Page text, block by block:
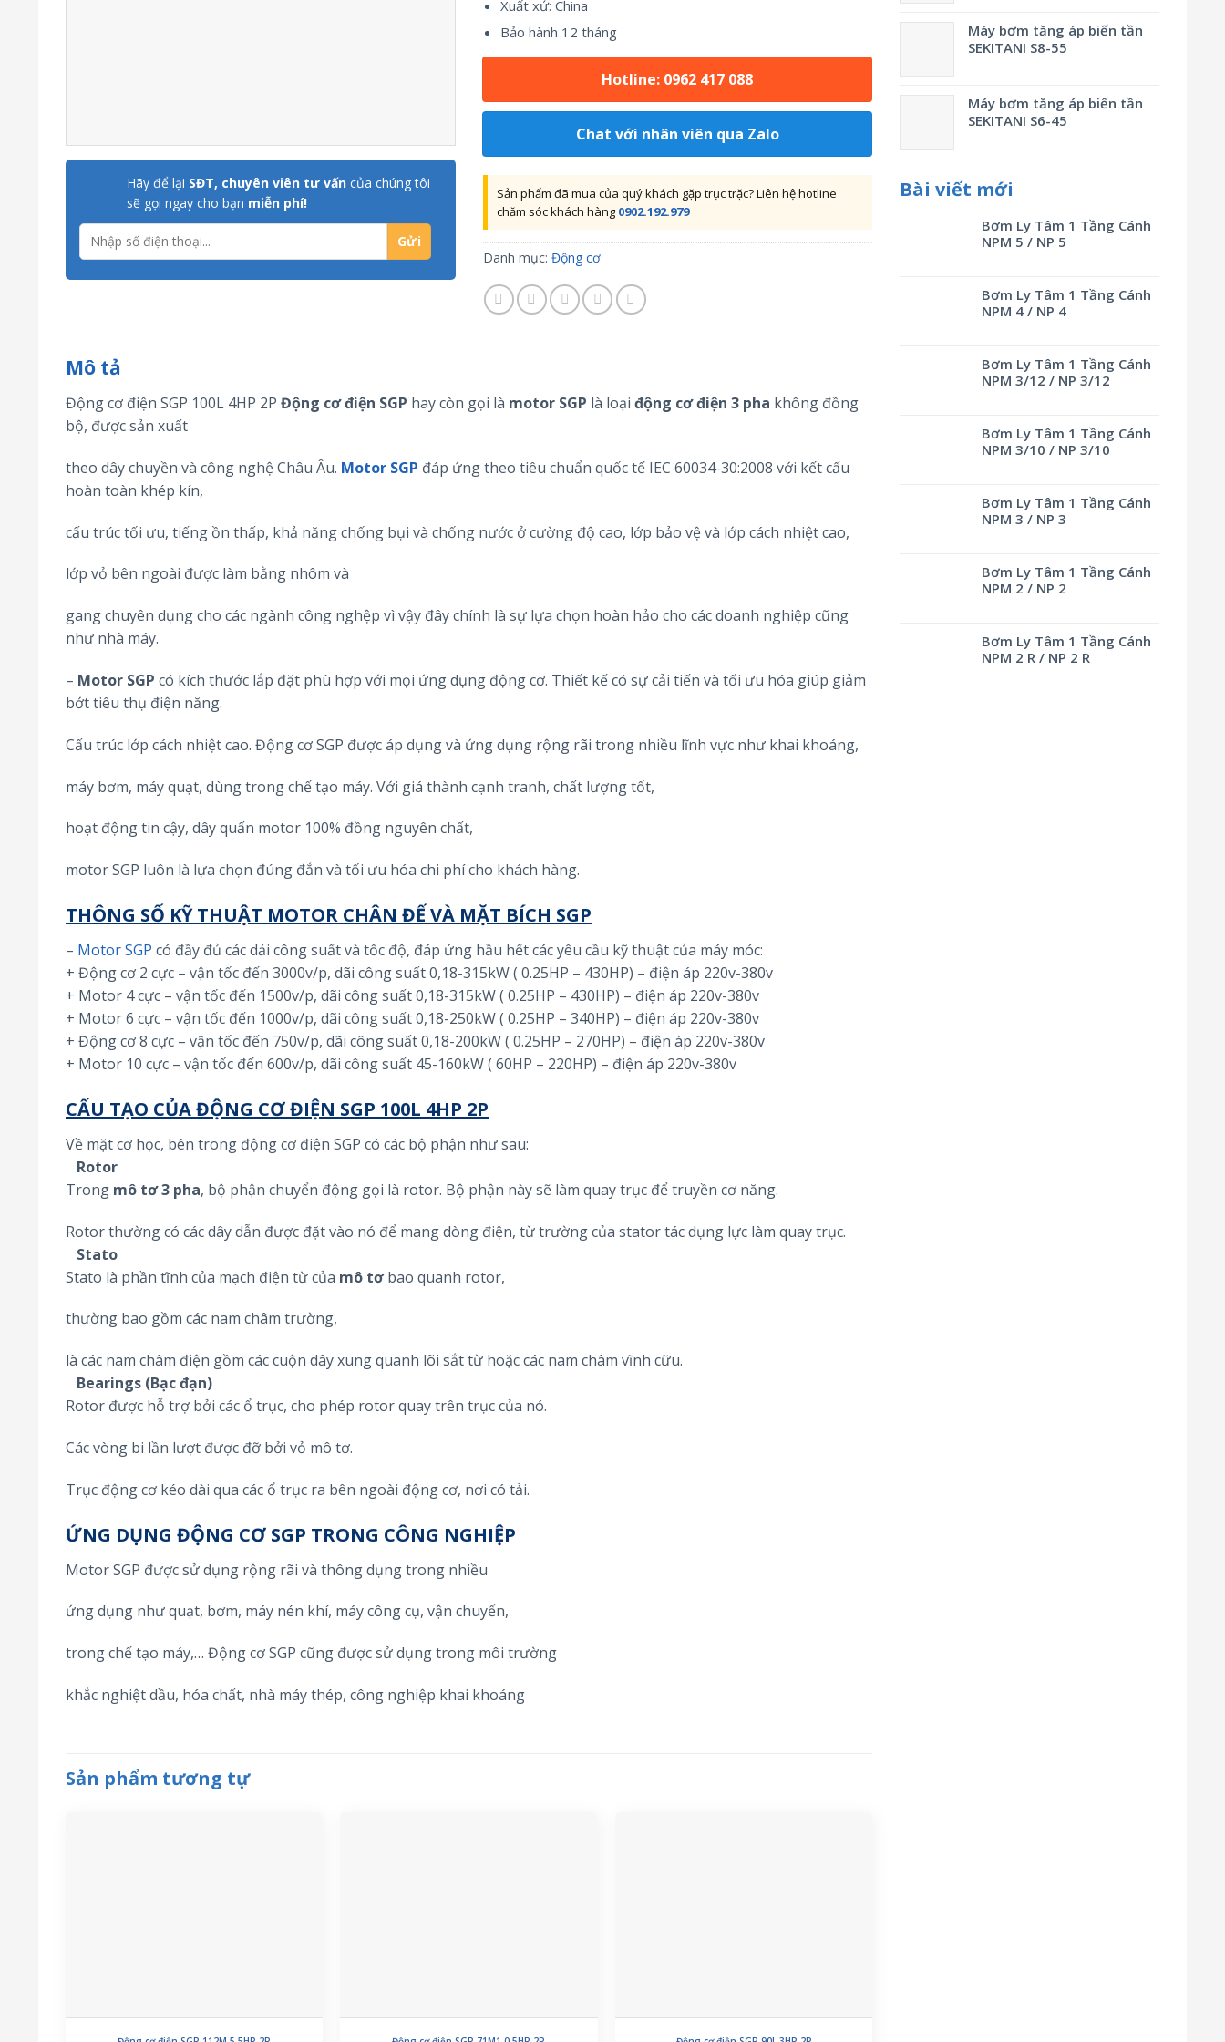
Máy bơm tăng áp biến tần
SEKITANI S8-55
Máy bơm tăng áp biến tần
SEKITANI S6-45
Bài viết mới
Bơm Ly Tâm 1 Tầng Cánh
NPM 5 / NP 5
Bơm Ly Tâm 1 Tầng Cánh
NPM 4 / NP 4
Bơm Ly Tâm 1 Tầng Cánh
NPM 3/12 / NP 3/12
Bơm Ly Tâm 1 Tầng Cánh
NPM 3/10 / NP 3/10
Bơm Ly Tâm 1 Tầng Cánh
NPM 3 / NP 3
Bơm Ly Tâm 1 Tầng Cánh
NPM 2 / NP 2
Bơm Ly Tâm 1 Tầng Cánh
NPM 2 R / NP 2 R
Hãy để lại SĐT, chuyên viên tư vấn của chúng tôi
sẽ gọi ngay cho bạn miễn phí!
Xuất xứ: China
Bảo hành 12 tháng
Hotline: 0962 417 088
Chat với nhân viên qua Zalo
Sản phẩm đã mua của quý khách gặp trục trặc? Liên hệ hotline
chăm sóc khách hàng 0902.192.979
Danh mục: Động cơ
Mô tả
Động cơ điện SGP 100L 4HP 2P Động cơ điện SGP hay còn gọi là motor SGP là loại động cơ điện 3 pha không đồng
bộ, được sản xuất
theo dây chuyền và công nghệ Châu Âu. Motor SGP đáp ứng theo tiêu chuẩn quốc tế IEC 60034-30:2008 với kết cấu
hoàn toàn khép kín,
cấu trúc tối ưu, tiếng ồn thấp, khả năng chống bụi và chống nước ở cường độ cao, lớp bảo vệ và lớp cách nhiệt cao,
lớp vỏ bên ngoài được làm bằng nhôm và
gang chuyên dụng cho các ngành công nghệp vì vậy đây chính là sự lựa chọn hoàn hảo cho các doanh nghiệp cũng
như nhà máy.
– Motor SGP có kích thước lắp đặt phù hợp với mọi ứng dụng động cơ. Thiết kế có sự cải tiến và tối ưu hóa giúp giảm
bớt tiêu thụ điện năng.
Cấu trúc lớp cách nhiệt cao. Động cơ SGP được áp dụng và ứng dụng rộng rãi trong nhiều lĩnh vực như khai khoáng,
máy bơm, máy quạt, dùng trong chế tạo máy. Với giá thành cạnh tranh, chất lượng tốt,
hoạt động tin cậy, dây quấn motor 100% đồng nguyên chất,
motor SGP luôn là lựa chọn đúng đắn và tối ưu hóa chi phí cho khách hàng.
THÔNG SỐ KỸ THUẬT MOTOR CHÂN ĐẾ VÀ MẶT BÍCH SGP
– Motor SGP có đầy đủ các dải công suất và tốc độ, đáp ứng hầu hết các yêu cầu kỹ thuật của máy móc:
+ Động cơ 2 cực – vận tốc đến 3000v/p, dãi công suất 0,18-315kW ( 0.25HP – 430HP) – điện áp 220v-380v
+ Motor 4 cực – vận tốc đến 1500v/p, dãi công suất 0,18-315kW ( 0.25HP – 430HP) – điện áp 220v-380v
+ Motor 6 cực – vận tốc đến 1000v/p, dãi công suất 0,18-250kW ( 0.25HP – 340HP) – điện áp 220v-380v
+ Động cơ 8 cực – vận tốc đến 750v/p, dãi công suất 0,18-200kW ( 0.25HP – 270HP) – điện áp 220v-380v
+ Motor 10 cực – vận tốc đến 600v/p, dãi công suất 45-160kW ( 60HP – 220HP) – điện áp 220v-380v
CẤU TẠO CỦA ĐỘNG CƠ ĐIỆN SGP 100L 4HP 2P
Về mặt cơ học, bên trong động cơ điện SGP có các bộ phận như sau:
Rotor
Trong mô tơ 3 pha, bộ phận chuyển động gọi là rotor. Bộ phận này sẽ làm quay trục để truyền cơ năng.
Rotor thường có các dây dẫn được đặt vào nó để mang dòng điện, từ trường của stator tác dụng lực làm quay trục.
Stato
Stato là phần tĩnh của mạch điện từ của mô tơbao quanh rotor,
thường bao gồm các nam châm trường,
là các nam châm điện gồm các cuộn dây xung quanh lõi sắt từ hoặc các nam châm vĩnh cữu.
Bearings (Bạc đạn)
Rotor được hỗ trợ bởi các ổ trục, cho phép rotor quay trên trục của nó.
Các vòng bi lần lượt được đỡ bởi vỏ mô tơ.
Trục động cơ kéo dài qua các ổ trục ra bên ngoài động cơ, nơi có tải.
ỨNG DỤNG ĐỘNG CƠ SGP TRONG CÔNG NGHIỆP
Motor SGP được sử dụng rộng rãi và thông dụng trong nhiều
ứng dụng như quạt, bơm, máy nén khí, máy công cụ, vận chuyển,
trong chế tạo máy,… Động cơ SGP cũng được sử dụng trong môi trường
khắc nghiệt dầu, hóa chất, nhà máy thép, công nghiệp khai khoáng
Sản phẩm tương tự